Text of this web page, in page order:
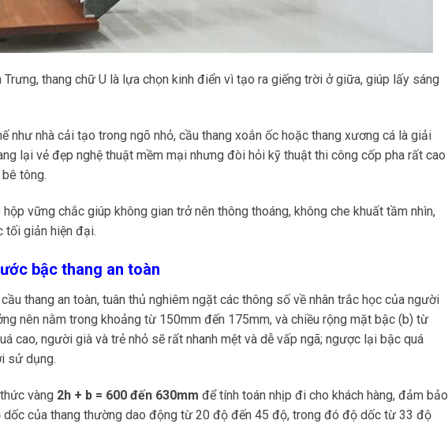
thang chữ U là lựa chọn kinh điển vì tạo ra giếng trời ở giữa, giúp lấy sáng
như nhà cải tạo trong ngõ nhỏ, cầu thang xoắn ốc hoặc thang xương cá là giải
lại vẻ đẹp nghệ thuật mềm mại nhưng đòi hỏi kỹ thuật thi công cốp pha rất cao
tông.
vững chắc giúp không gian trở nên thông thoáng, không che khuất tầm nhìn,
tối giản hiện đại.
bậc thang an toàn
thang an toàn, tuân thủ nghiêm ngặt các thông số về nhân trắc học của người
nên nằm trong khoảng từ 150mm đến 175mm, và chiều rộng mặt bậc (b) từ
cao, người già và trẻ nhỏ sẽ rất nhanh mệt và dễ vấp ngã; ngược lại bậc quá
sử dụng.
vàng 2h + b = 600 đến 630mm để tính toán nhịp đi cho khách hàng, đảm bảo
của thang thường dao động từ 20 độ đến 45 độ, trong đó độ dốc từ 33 độ